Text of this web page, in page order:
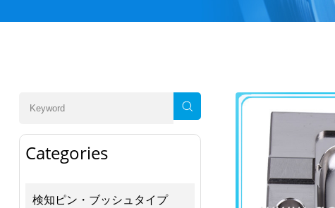
Categories
検知ピン・ブッシュタイプ